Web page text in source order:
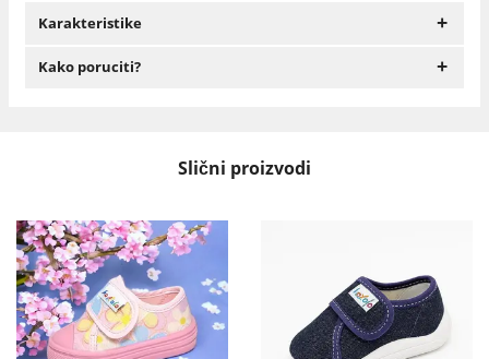
Karakteristike +
Kako poruciti? +
Slični proizvodi